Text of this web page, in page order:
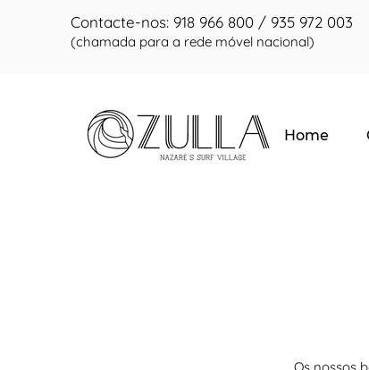
Contacte-nos: 918 966 800 / 935 972 003
(chamada para a rede móvel nacional)
Home